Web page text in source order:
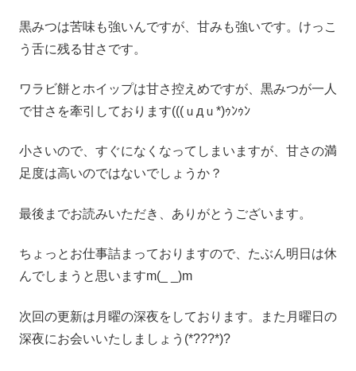
黒みつは苦味も強いんですが、甘みも強いです。けっこ
う舌に残る甘さです。
ワラビ餅とホイップは甘さ控えめですが、黒みつが一人
で甘さを牽引しております(((ｕдｕ*)ｩﾝｩﾝ
小さいので、すぐになくなってしまいますが、甘さの満
足度は高いのではないでしょうか？
最後までお読みいただき、ありがとうございます。
ちょっとお仕事詰まっておりますので、たぶん明日は休
んでしまうと思いますm(_ _)m
次回の更新は月曜の深夜をしております。また月曜日の
深夜にお会いいたしましょう(*???*)?